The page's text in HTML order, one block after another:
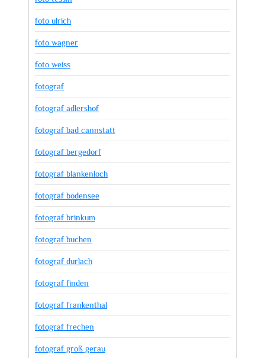
foto ulrich
foto wagner
foto weiss
fotograf
fotograf adlershof
fotograf bad cannstatt
fotograf bergedorf
fotograf blankenloch
fotograf bodensee
fotograf brinkum
fotograf buchen
fotograf durlach
fotograf finden
fotograf frankenthal
fotograf frechen
fotograf groß gerau